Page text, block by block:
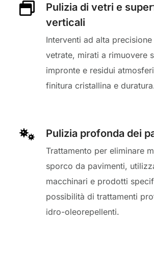
Pulizia di vetri e
verticali
Interventi ad alta
vetrate, mirati a rimuovere
impronte e residui
finitura cristallina e
Pulizia profonda dei
Trattamento per eliminare
sporco da pavimenti,
macchinari e prodotti
possibilità di trattamenti
idro-oleorepellenti.